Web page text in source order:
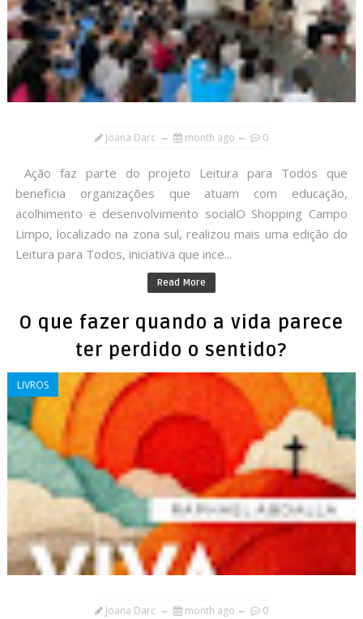
Joana Darc month ago 0
Ação faz parte do projeto Leitura para Todos que
beneficia organizações que atuam com educação,
acolhimento e desenvolvimento socialO Shopping Campo
Limpo, localizado na zona sul, realizou mais uma edição do
Leitura para Todos, iniciativa que ince...
Read More
O que fazer quando a vida parece
ter perdido o sentido?
LIVROS
Joana Darc month ago 0